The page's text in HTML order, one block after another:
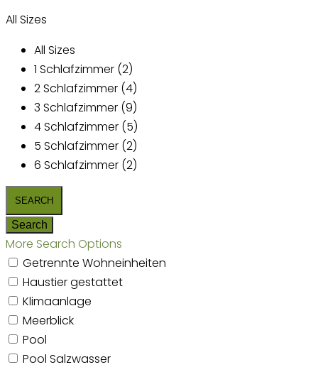
All Sizes
All Sizes
1 Schlafzimmer (2)
2 Schlafzimmer (4)
3 Schlafzimmer (9)
4 Schlafzimmer (5)
5 Schlafzimmer (2)
6 Schlafzimmer (2)
More Search Options
Getrennte Wohneinheiten
Haustier gestattet
Klimaanlage
Meerblick
Pool
Pool Salzwasser